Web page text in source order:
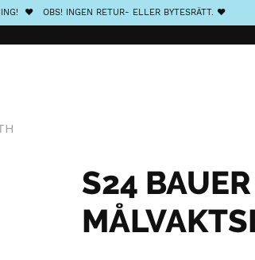
❤️ OBS! INGEN RETUR- ELLER BYTESRÄTT. ❤️
S24